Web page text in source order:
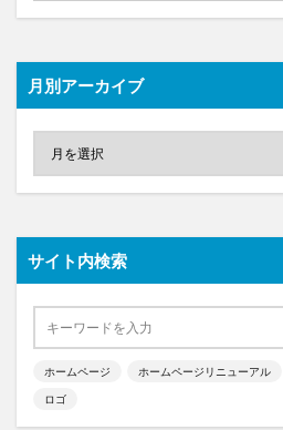
月別アーカイブ
サイト内検索
ホームページ ホームページリニューアル
ロゴ